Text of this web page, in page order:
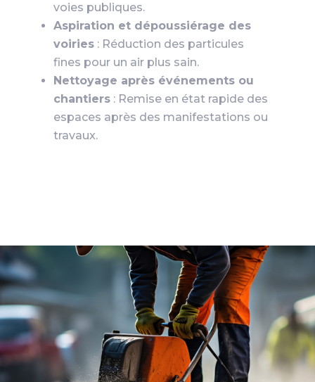
voies publiques.
Aspiration et dépoussiérage des
voiries : Réduction des particules
fines pour un air plus sain.
Nettoyage après événements ou
chantiers : Remise en état rapide des
espaces après des manifestations ou
travaux.